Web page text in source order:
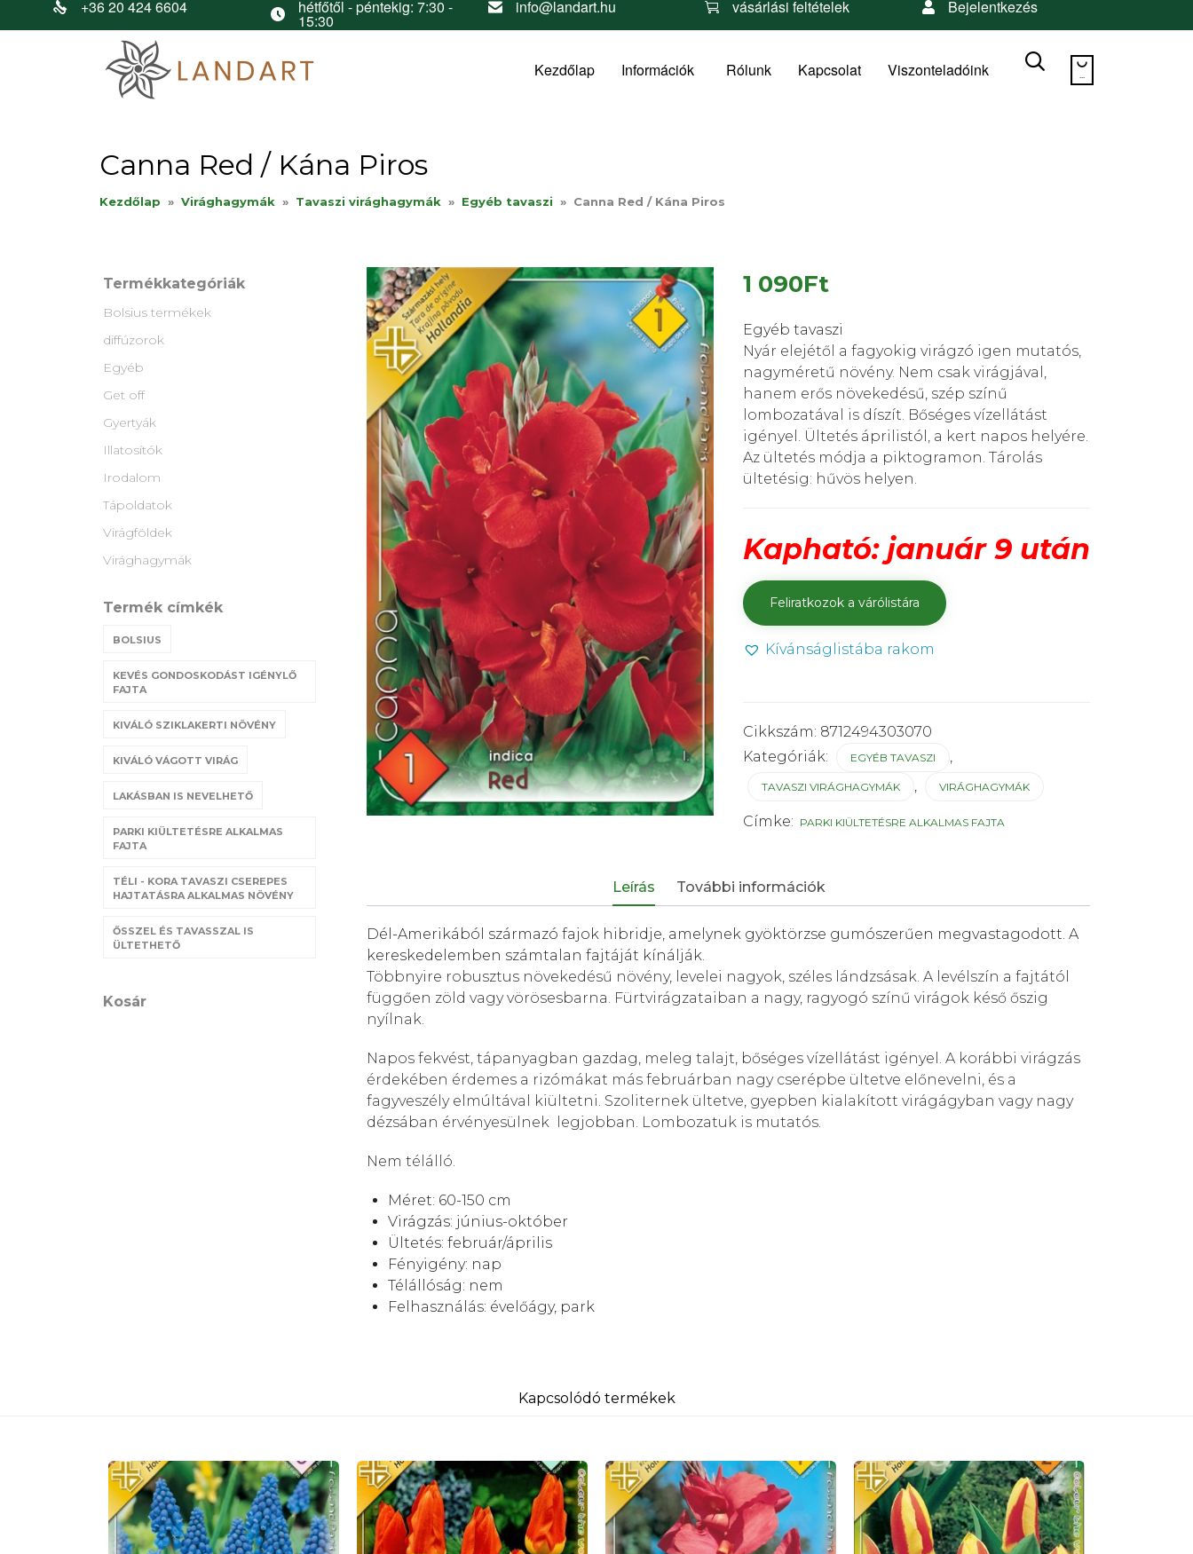
+36 20 424 6604 hétfőtől - péntekig: 7:30 -
15:30
info@landart.hu vásárlási feltételek Bejelentkezés
Skip
Kezdőlap Információk Rólunk Kapcsolat Viszonteladóink  
...
Canna Red / Kána Piros
Kezdőlap » Virághagymák » Tavaszi virághagymák » Egyéb tavaszi » Canna Red / Kána Piros
Termékkategóriák
Bolsius termékek
diffúzorok
Egyéb
Get off
Gyertyák
Illatosítók
Irodalom
Tápoldatok
Virágföldek
Virághagymák
Termék címkék
BOLSIUS
KEVÉS GONDOSKODÁST IGÉNYLŐ
FAJTA
KIVÁLÓ SZIKLAKERTI NÖVÉNY
KIVÁLÓ VÁGOTT VIRÁG
LAKÁSBAN IS NEVELHETŐ
PARKI KIÜLTETÉSRE ALKALMAS
FAJTA
TÉLI - KORA TAVASZI CSEREPES
HAJTATÁSRA ALKALMAS NÖVÉNY
ŐSSZEL ÉS TAVASSZAL IS
ÜLTETHETŐ
Kosár
1 090Ft
Egyéb tavaszi
Nyár elejétől a fagyokig virágzó igen mutatós,
nagyméretű növény. Nem csak virágjával,
hanem erős növekedésű, szép színű
lombozatával is díszít. Bőséges vízellátást
igényel. Ültetés áprilistól, a kert napos helyére.
Az ültetés módja a piktogramon. Tárolás
ültetésig: hűvös helyen.
Kapható: január 9 után
Kívánságlistába rakom
Cikkszám: 8712494303070
Kategóriák:
EGYÉB TAVASZI ,
TAVASZI VIRÁGHAGYMÁK , VIRÁGHAGYMÁK
Címke: PARKI KIÜLTETÉSRE ALKALMAS FAJTA
Leírás További információk
Dél-Amerikából származó fajok hibridje, amelynek gyöktörzse gumószerűen megvastagodott. A
kereskedelemben számtalan fajtáját kínálják.
Többnyire robusztus növekedésű növény, levelei nagyok, széles lándzsásak. A levélszín a fajtától
függően zöld vagy vörösesbarna. Fürtvirágzataiban a nagy, ragyogó színű virágok késő őszig
nyílnak.
Napos fekvést, tápanyagban gazdag, meleg talajt, bőséges vízellátást igényel. A korábbi virágzás
érdekében érdemes a rizómákat más februárban nagy cserépbe ültetve előnevelni, és a
fagyveszély elmúltával kiültetni. Szoliternek ültetve, gyepben kialakított virágágyban vagy nagy
dézsában érvényesülnek legjobban. Lombozatuk is mutatós.
Nem télálló.
Méret: 60-150 cm
Virágzás: június-október
Ültetés: február/április
Fényigény: nap
Télállóság: nem
Felhasználás: évelőágy, park
Kapcsolódó termékek